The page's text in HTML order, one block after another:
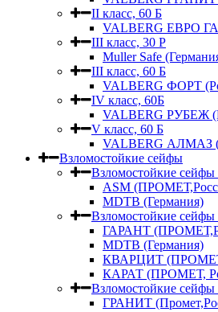
II класс, 60 Б
VALBERG ЕВРО
III класс, 30 Р
Muller Safe
III класс, 60 Б
VALBERG ФОРТ
IV класс, 60Б
VALBERG РУБЕЖ
V класс, 60 Б
VALBERG АЛМАЗ
Взломостойкие сейфы
Взломостойкие сейфы
ASM
MDTB (Германия)
Взломостойкие сейфы
ГАРАНТ
MDTB (Германия)
КВАРЦИТ
КАРАТ (ПРОМЕТ,
Взломостойкие сейфы
ГРАНИТ